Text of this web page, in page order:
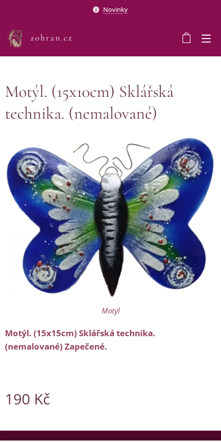
Novinky
zohran.cz
Motýl. (15x10cm) Sklářská
technika. (nemalované)
Motýl
Motýl. (15x15cm) Sklářská technika.
(nemalované) Zapečené.
190 Kč